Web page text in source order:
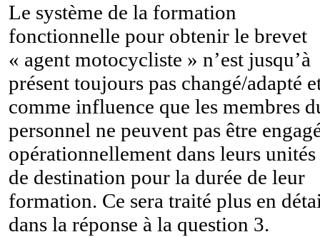
Le système de la formation
fonctionnelle pour obtenir le brevet
« agent motocycliste » n’est jusqu’à
présent toujours pas changé/adapté
comme influence que les membres
personnel ne peuvent pas être
opérationnellement dans leurs unités
de destination pour la durée de leur
formation. Ce sera traité plus en
dans la réponse à la question 3.